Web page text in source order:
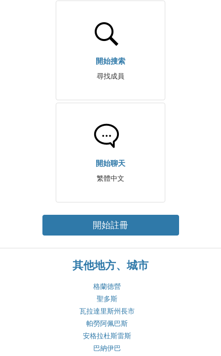
開始搜索
尋找成員
開始聊天
繁體中文
開始註冊
其他地方、城市
格蘭德營
聖多斯
瓦拉達里斯州長市
帕勞阿佩巴斯
安格拉杜斯雷斯
巴納伊巴